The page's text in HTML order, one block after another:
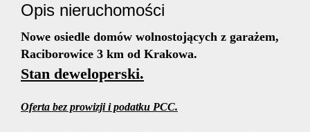
mediach
Opis nieruchomości
Nowe osiedle domów wolnostojących z garażem,
Raciborowice 3 km od Krakowa.
Stan deweloperski.
Oferta bez prowizji i podatku PCC.